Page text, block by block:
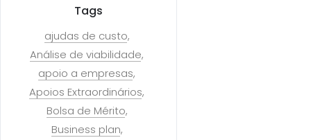
Tags
ajudas de custo
Análise de viabilidade
apoio a empresas
Apoios Extraordinários
Bolsa de Mérito
Business plan